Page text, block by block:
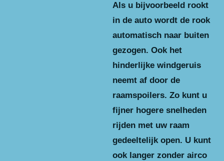
Als u bijvoorbeeld rookt
in de auto wordt de rook
automatisch naar buiten
gezogen. Ook het
hinderlijke windgeruis
neemt af door de
raamspoilers. Zo kunt u
fijner hogere snelheden
rijden met uw raam
gedeeltelijk open. U kunt
ook langer zonder airco